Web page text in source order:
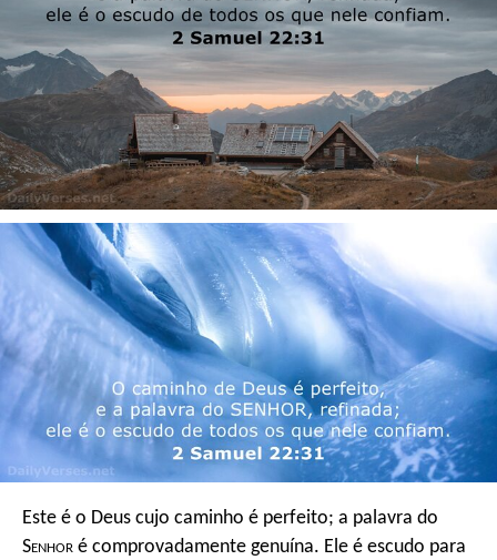
Este é o Deus cujo caminho é perfeito; a palavra do
Senhor é comprovadamente genuína. Ele é escudo para